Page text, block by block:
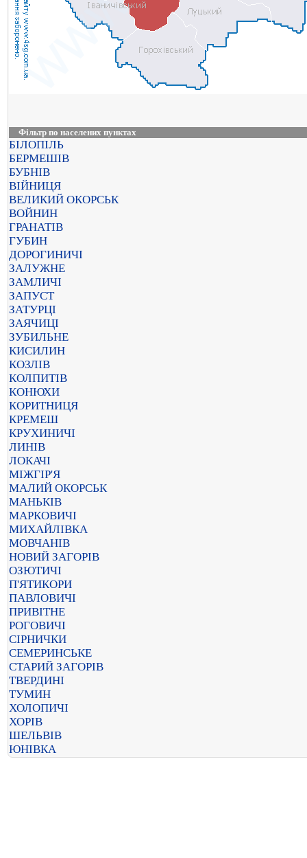
Фільтр по населених пунктах
БІЛОПІЛЬ
БЕРМЕШІВ
БУБНІВ
ВІЙНИЦЯ
ВЕЛИКИЙ ОКОРСЬК
ВОЙНИН
ГРАНАТІВ
ГУБИН
ДОРОГИНИЧІ
ЗАЛУЖНЕ
ЗАМЛИЧІ
ЗАПУСТ
ЗАТУРЦІ
ЗАЯЧИЦІ
ЗУБИЛЬНЕ
КИСИЛИН
КОЗЛІВ
КОЛПИТІВ
КОНЮХИ
КОРИТНИЦЯ
КРЕМЕШ
КРУХИНИЧІ
ЛИНІВ
ЛОКАЧІ
МІЖГІР'Я
МАЛИЙ ОКОРСЬК
МАНЬКІВ
МАРКОВИЧІ
МИХАЙЛІВКА
МОВЧАНІВ
НОВИЙ ЗАГОРІВ
ОЗЮТИЧІ
П'ЯТИКОРИ
ПАВЛОВИЧІ
ПРИВІТНЕ
РОГОВИЧІ
СІРНИЧКИ
СЕМЕРИНСЬКЕ
СТАРИЙ ЗАГОРІВ
ТВЕРДИНІ
ТУМИН
ХОЛОПИЧІ
ХОРІВ
ШЕЛЬВІВ
ЮНІВКА